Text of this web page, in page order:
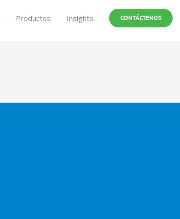
Productos Insights CONTÁCTENOS